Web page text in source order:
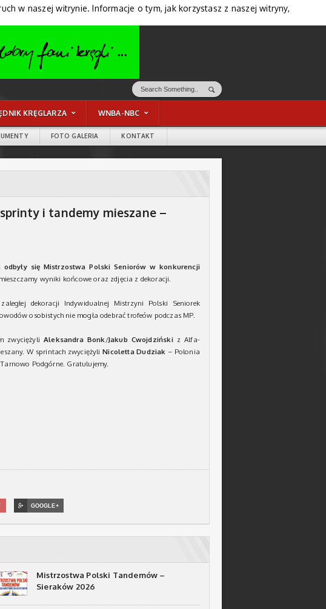
KRĘGLARZA WNBA-NBC
FOTO GALERIA KONTAKT
i tandemy mieszane –
się Mistrzostwa Polski Seniorów w konkurencji
wyniki końcowe oraz zdjęcia z dekoracji.
dekoracji Indywidualnej Mistrzyni Polski Seniorek
osobistych nie mogła odebrać trofeów podczas MP.
zwyciężyliAleksandra Bonk/Jakub Cwojdzińskiz Alfa-
W sprintach zwyciężyliNicoletta Dudziak – Polonia
Podgórne. Gratulujemy.
 GOOGLE+
Mistrzostwa Polski Tandemów –
Sieraków 2026
w naszej witrynie. Informacje o tym, jak korzystasz z naszej witryny,